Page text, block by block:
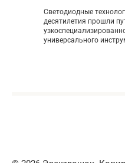
Светодиодные
десятилетия прошли
универсального